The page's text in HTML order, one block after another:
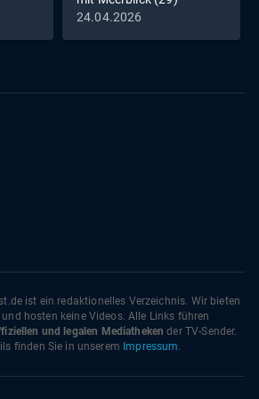
24.04.2026
de ist ein redaktionelles Verzeichnis. Wir bieten
hosten keine Videos. Alle Links führen
und legalen Mediatheken der TV-Sender.
finden Sie in unserem Impressum.